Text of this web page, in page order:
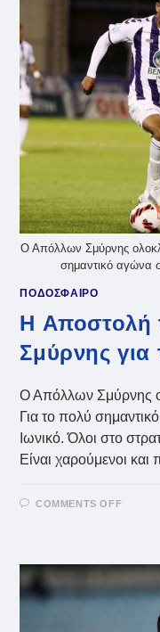
ΚΑΙ
Ο
ΤΟ
ΈΧΕΙ
Η
Ο Απόλλων Σμύρνης
σημαντικό αγώνα
ΠΟΔΟΣΦΑΙΡΟ
H Αποστολή
Σμύρνης για
Ο Απόλλων Σμύρνης
Για το πολύ
Ιωνικό. Όλοι στο
Είναι χαρούμενοι
COMMENTS OFF
ΓΙΑ
ΤΗΝ